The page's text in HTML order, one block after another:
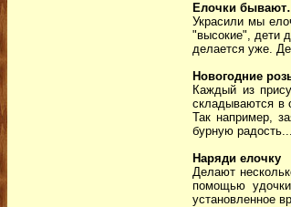
Елочки
Украсили мы
"высокие", дети
делается уже.
Новогодние
Каждый из
складываются в
Так например,
бурную
Наряди елочку
Делают
помощью
установленное